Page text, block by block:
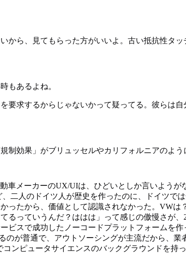
から、見てもらった方がいいよ。古い抵抗性タ
もあるよね。
求するからじゃないかって疑ってる。彼らは
効果」がブリュッセルやカリフォルニアのよう
メーカーのUX/UIは、ひどいとしか言いよう
二人のドイツ人が歴史を作ったのに、ドイツで
たから、価値として認識されなかった。VWは
っていうんだ？ははは」って感じの傲慢さが、
ビスで成功したノーコードプラットフォームを
が普通で、アウトソーシングが主流だから、業
ンピュータサイエンスのバックグラウンドを持